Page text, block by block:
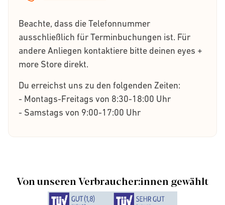
Beachte, dass die Telefonnummer
ausschließlich für Terminbuchungen ist. Für
andere Anliegen kontaktiere bitte deinen eyes +
more Store direkt.
Du erreichst uns zu den folgenden Zeiten:
- Montags-Freitags von 8:30-18:00 Uhr
- Samstags von 9:00-17:00 Uhr
Von unseren Verbraucher:innen gewählt